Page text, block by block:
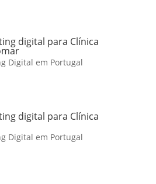
digital para Clínica
Digital em Portugal
digital para Clínica
Digital em Portugal